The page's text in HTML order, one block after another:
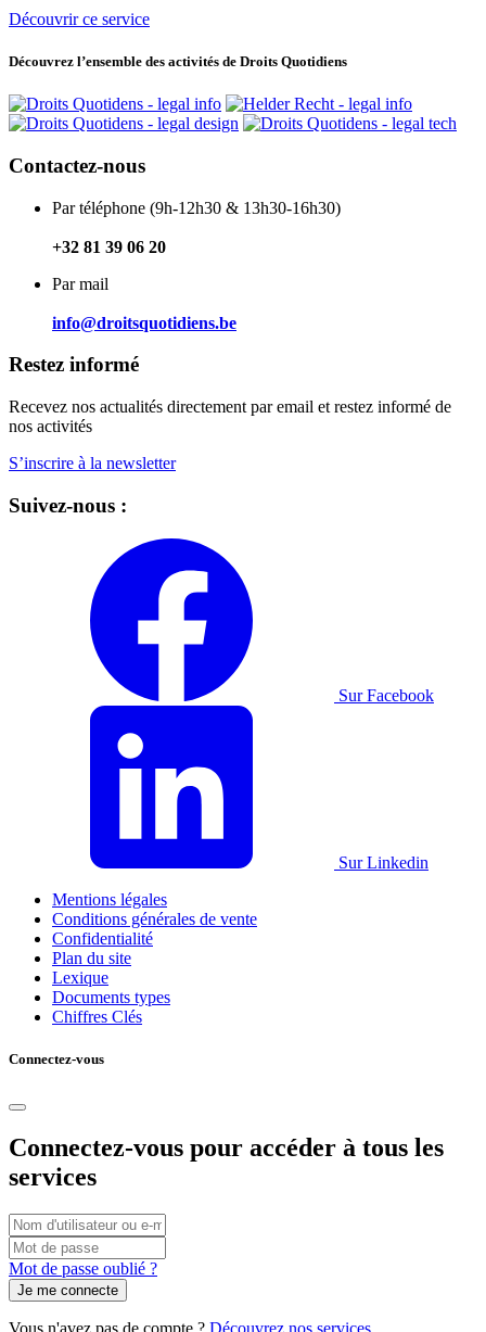
Découvrir ce service
Découvrez l’ensemble des activités de Droits Quotidiens
Contactez-nous
Par téléphone (9h-12h30 & 13h30-16h30)
+32 81 39 06 20
Par mail
info@droitsquotidiens.be
Restez informé
Recevez nos actualités directement par email et restez informé de
nos activités
S’inscrire à la newsletter
Suivez-nous :
Sur Facebook
Sur Linkedin
Mentions légales
Conditions générales de vente
Confidentialité
Plan du site
Lexique
Documents types
Chiffres Clés
Connectez-vous
Connectez-vous pour accéder à tous les
services
Connexion
par
nom
d'utilisateur/adresse
e-
mail
Vous
pouvez
utiliser
votre
nom
Mot
de
passe
Mot de passe oublié ?
Vous n'avez pas de compte ? Découvrez nos services.